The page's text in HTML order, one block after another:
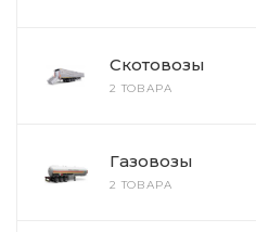
Скотовозы
2 ТОВАРА
Газовозы
2 ТОВАРА